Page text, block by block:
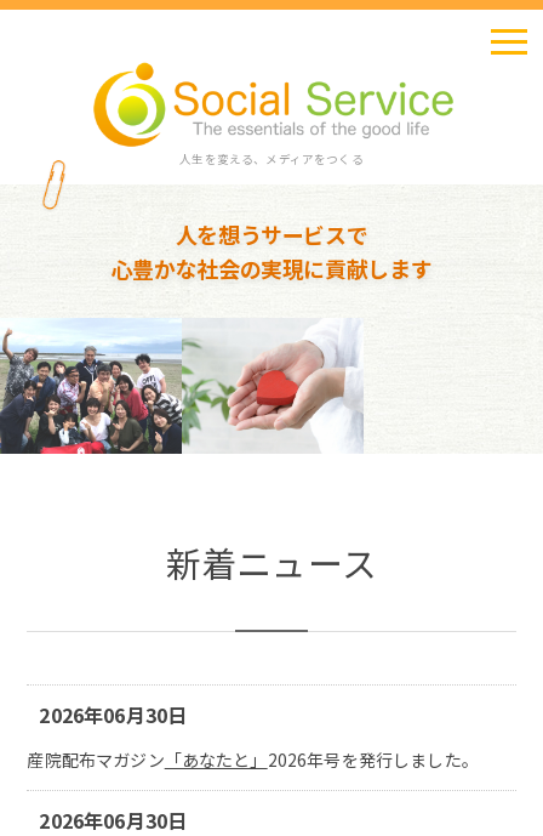
人生を変える、メディアをつくる
人を想うサービスで
心豊かな社会の実現に貢献します
新着ニュース
2026年06月30日
産院配布マガジン 「あなたと」 2026年号を発行しました。
2026年06月30日